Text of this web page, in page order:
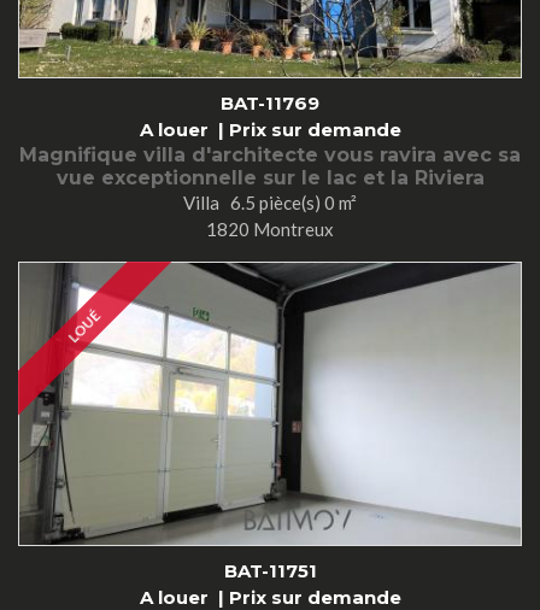
BAT-11769
A louer | Prix sur demande
Magnifique villa d'architecte vous ravira avec sa
vue exceptionnelle sur le lac et la Riviera
Villa 6.5 pièce(s) 0 m²
1820 Montreux
LOUÉ
BAT-11751
A louer | Prix sur demande